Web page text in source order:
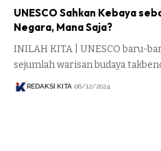
UNESCO Sahkan Kebaya
Negara, Mana Saja?
INILAH KITA | UNESCO baru-
sejumlah warisan budaya
REDAKSI KITA 06/12/2024